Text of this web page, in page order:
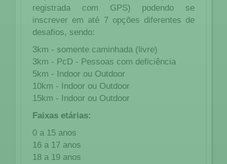
registrada com GPS) podendo se
inscrever em até 7 opções diferentes de
desafios, sendo:
3km - somente caminhada (livre)
3km - PcD - Pessoas com deficiência
5km - Indoor ou Outdoor
10km - Indoor ou Outdoor
15km - Indoor ou Outdoor
Faixas etárias:
0 a 15 anos
16 a 17 anos
18 a 19 anos